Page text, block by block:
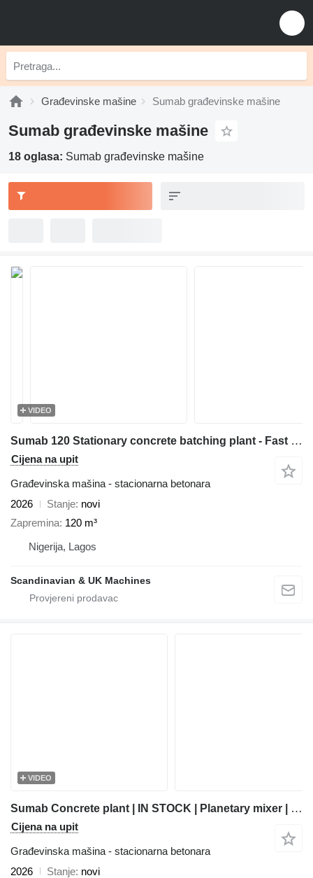
Građevinske mašine Sumab građevinske mašine
Sumab građevinske mašine
18 oglasa: Sumab građevinske mašine
VIDEO
Sumab 120 Stationary concrete batching plant - Fast delivery time
Cijena na upit
Građevinska mašina - stacionarna betonara
2026
Stanje novi
Zapremina 120 m³
Nigerija, Lagos
Scandinavian & UK Machines
VIDEO
Sumab Concrete plant | IN STOCK | Planetary mixer | Swedish quality
Cijena na upit
Građevinska mašina - stacionarna betonara
2026
Stanje novi